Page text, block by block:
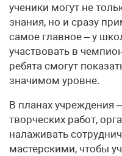
ученики могут не
знания, но и сразу
самое главное – у
участвовать в
ребята смогут
значимом уровне.
В планах учреждения
творческих работ,
налаживать
мастерскими, чтобы